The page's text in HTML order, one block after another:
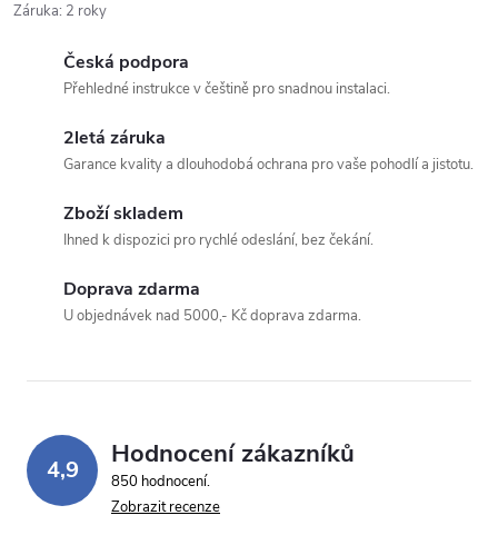
Odeslat dotaz
Záruka: 2 roky
Česká podpora
Přehledné instrukce v češtině pro snadnou instalaci.
2letá záruka
Garance kvality a dlouhodobá ochrana pro vaše pohodlí a jistotu.
Zboží skladem
Ihned k dispozici pro rychlé odeslání, bez čekání.
Doprava zdarma
U objednávek nad 5000,- Kč doprava zdarma.
4,9 Hodnocení zákazníků
850 hodnocení
Zobrazit recenze